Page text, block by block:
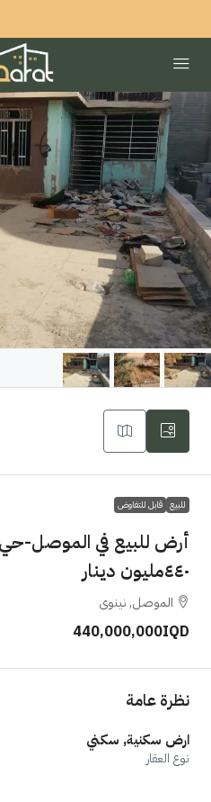
للبيع قابل للتفاوض
٤٤٠مليون دينار
الموصل, نينوى
440,000,000IQD
نظرة عامة
ارض سكنية, سكني
نوع العقار